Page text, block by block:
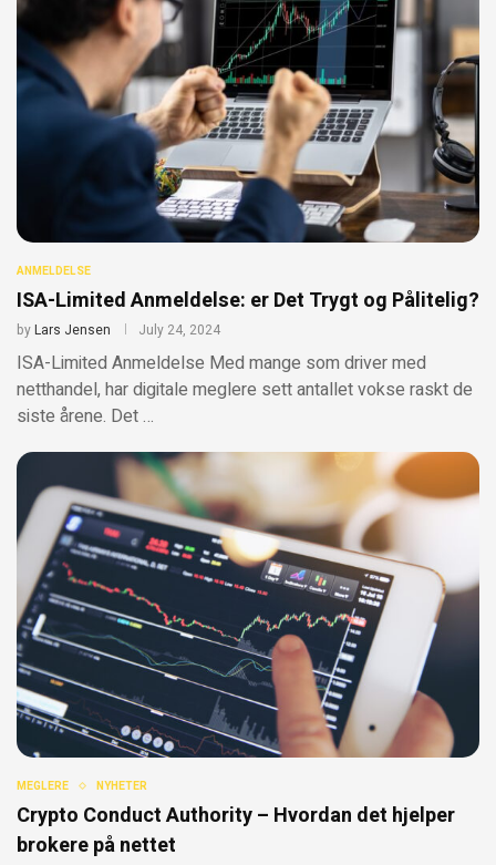
ANMELDELSE
ISA-Limited Anmeldelse: er Det Trygt og Pålitelig?
byLars Jensen July 24, 2024
ISA-Limited Anmeldelse Med mange som driver med
netthandel, har digitale meglere sett antallet vokse raskt de
siste årene. Det …
MEGLERE NYHETER
Crypto Conduct Authority – Hvordan det hjelper
brokere på nettet